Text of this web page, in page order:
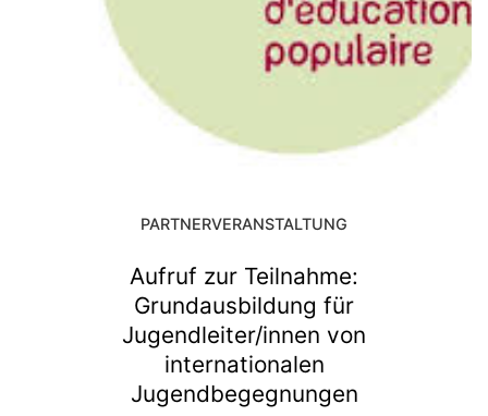
PARTNERVERANSTALTUNG
Aufruf zur Teilnahme:
Grundausbildung für
Jugendleiter/innen von
internationalen
Jugendbegegnungen